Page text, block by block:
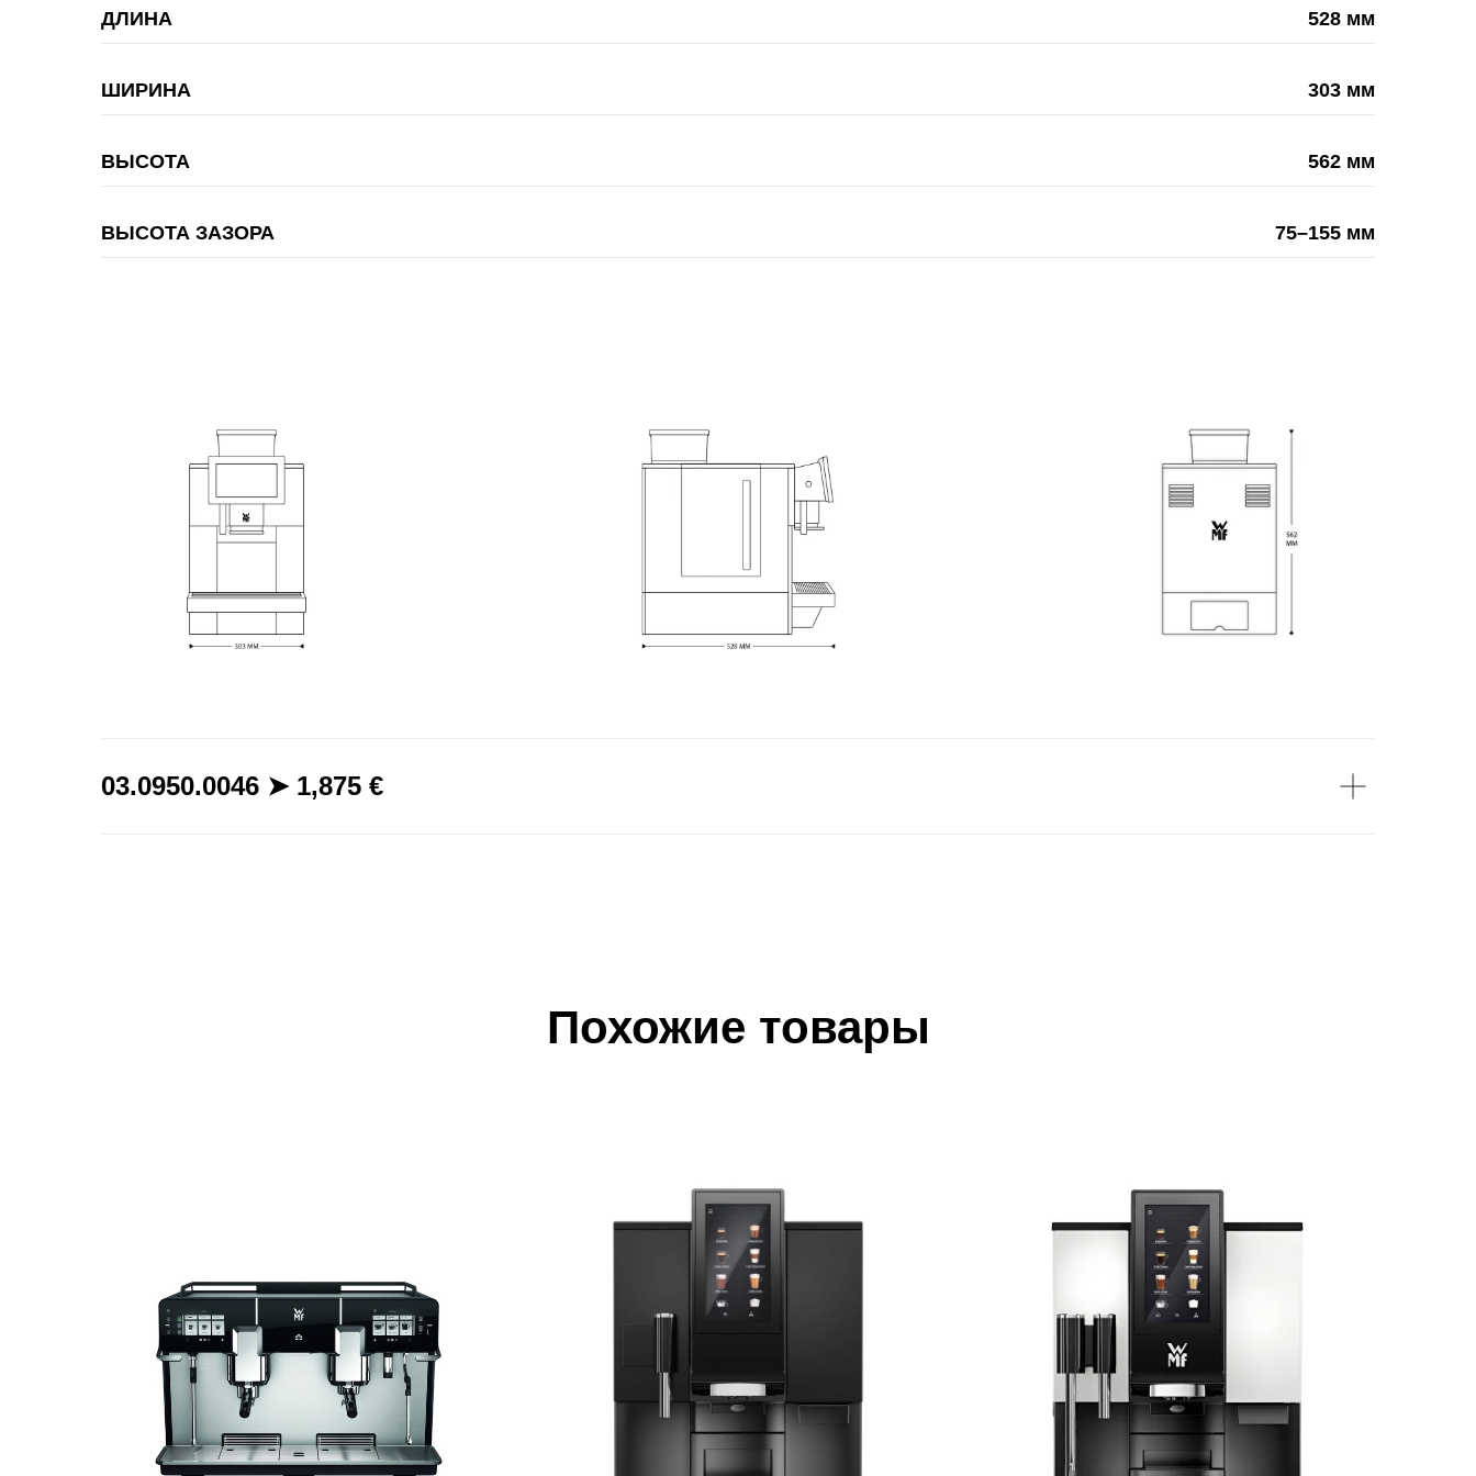
ДЛИНА 528 мм
ШИРИНА 303 мм
ВЫСОТА 562 мм
ВЫСОТА ЗАЗОРА 75–155 мм
Длина
03.0950.0046 ➤ 1,875 €
Похожие товары